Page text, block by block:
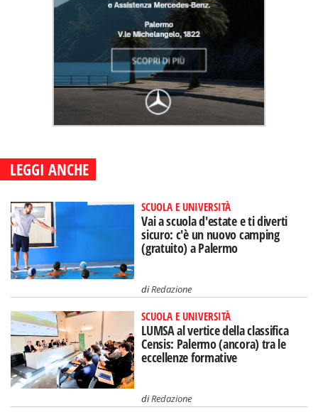
LEGGI ANCHE
SCUOLA E UNIVERSITÀ
Vai a scuola d'estate e ti diverti
sicuro: c'è un nuovo camping
(gratuito) a Palermo
diRedazione
SCUOLA E UNIVERSITÀ
LUMSA al vertice della classifica
Censis: Palermo (ancora) tra le
eccellenze formative
diRedazione